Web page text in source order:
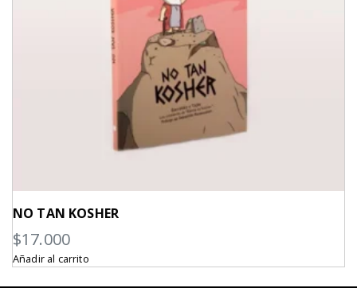
NO TAN KOSHER
$17.000
Añadir al carrito